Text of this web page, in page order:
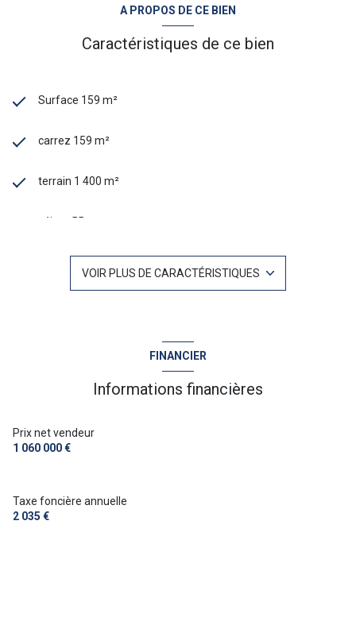
A PROPOS DE CE BIEN
Caractéristiques de ce bien
Surface 159 m²
carrez 159 m²
terrain 1 400 m²
séjour 55 m²
construit en 1989
Chauffage autre : poêle (bois)
VOIR PLUS DE CARACTÉRISTIQUES
FINANCIER
Informations financières
Prix net vendeur
1 060 000 €
Taxe foncière annuelle
2 035 €